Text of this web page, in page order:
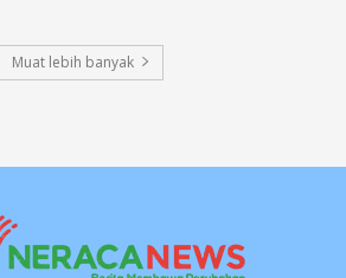
Muat lebih banyak